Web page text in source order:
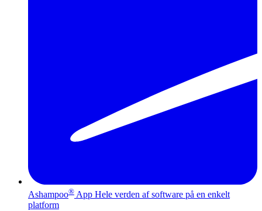
Ashampoo® App Hele verden af software på en enkelt
platform